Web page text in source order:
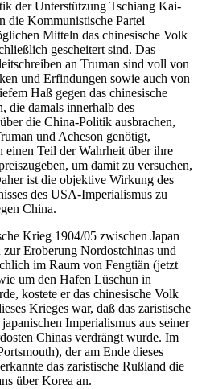
der Unterstützung Tschiang Kai-
die Kommunistische Partei
Mitteln das chinesische Volk
gescheitert sind. Das
an Truman sind voll von
und Erfindungen sowie auch von
Haß gegen das chinesische
die damals innerhalb des
die China-Politik ausbrachen,
und Acheson genötigt,
Teil der Wahrheit über ihre
um damit zu versuchen,
ist die objektive Wirkung des
des USA-Imperialismus zu
China.
Krieg 1904/05 zwischen Japan
Eroberung Nordostchinas und
im Raum von Fengtiän (jetzt
um den Hafen Lüschun in
kostete er das chinesische Volk
Krieges war, daß das zaristische
Imperialismus aus seiner
Chinas verdrängt wurde. Im
der am Ende dieses
das zaristische Rußland die
über Korea an.